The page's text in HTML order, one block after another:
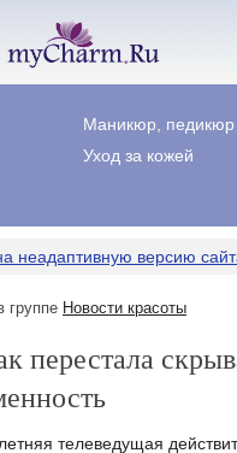
Маникюр, педикюр
Уход за кожей
неадаптивную версию
группе Новости красоты
перестала
телеведущая